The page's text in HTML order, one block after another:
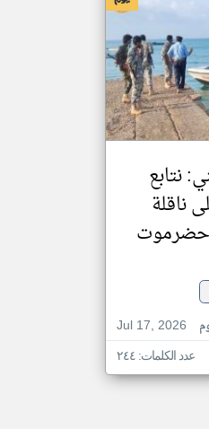
نتابع
ناقلة
حضرموت
Jul 17, 2026
عدد الكلمات: ٢٤٤